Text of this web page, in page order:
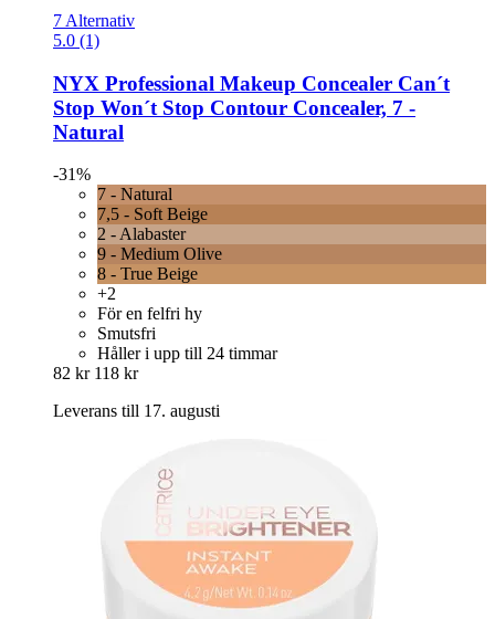
7 Alternativ
5.0 (1)
NYX Professional Makeup Concealer Can´t
Stop Won´t Stop Contour Concealer, 7 -​
Natural
-31%
7 - Natural
7,5 - Soft Beige
2 - Alabaster
9 - Medium Olive
8 - True Beige
+2
För en felfri hy
Smutsfri
Håller i upp till 24 timmar
82 kr 118 kr
Leverans till 17. augusti